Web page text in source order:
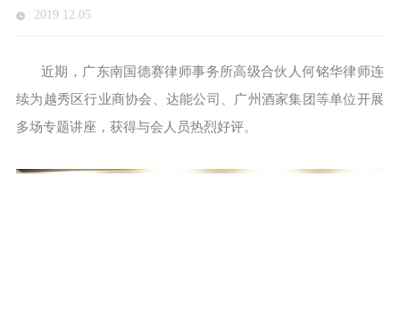
2019.12.05
近期，广东南国德赛律师事务所高级合伙人何铭华律师连
续为越秀区行业商协会、达能公司、广州酒家集团等单位开展
多场专题讲座，获得与会人员热烈好评。